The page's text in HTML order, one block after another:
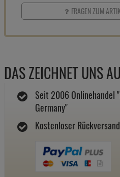
FRAGEN ZUM
DAS ZEICHNET UNS
Seit 2006 Onlinehandel
Germany"
Kostenloser Rückversand